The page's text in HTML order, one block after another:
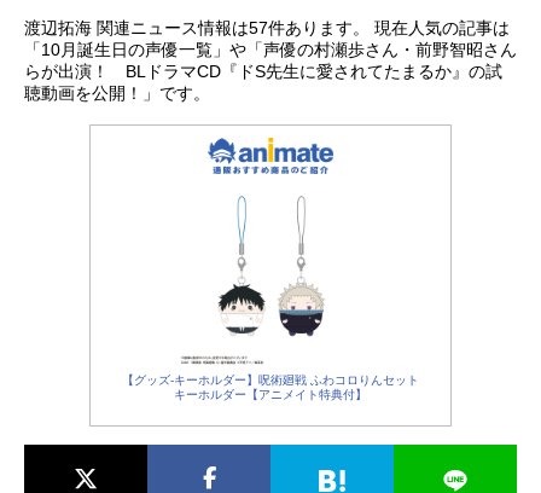
渡辺拓海 関連ニュース情報は57件あります。 現在人気の記事は
「10月誕生日の声優一覧」や「声優の村瀬歩さん・前野智昭さん
らが出演！ BLドラマCD『ドS先生に愛されてたまるか』の試
聴動画を公開！」です。
【グッズ-キーホルダー】呪術廻戦 ふわコロりんセット
キーホルダー【アニメイト特典付】